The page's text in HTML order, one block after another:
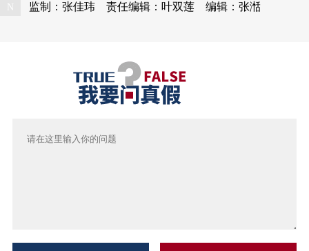
N 监制：张佳玮 责任编辑：叶双莲 编辑：张湉